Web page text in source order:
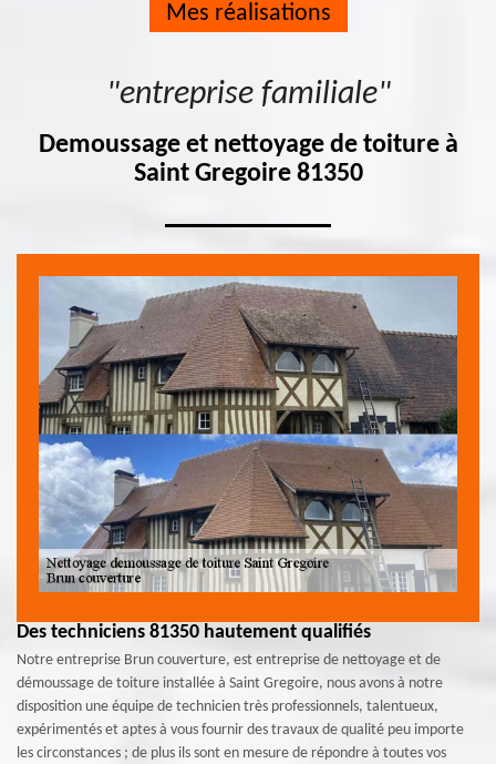
Mes réalisations
"entreprise familiale"
Demoussage et nettoyage de toiture à
Saint Gregoire 81350
Des techniciens 81350 hautement qualifiés
Notre entreprise Brun couverture, est entreprise de nettoyage et de
démoussage de toiture installée à Saint Gregoire, nous avons à notre
disposition une équipe de technicien très professionnels, talentueux,
expérimentés et aptes à vous fournir des travaux de qualité peu importe
les circonstances ; de plus ils sont en mesure de répondre à toutes vos